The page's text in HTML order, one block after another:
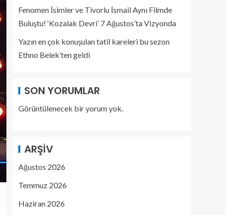
Fenomen İsimler ve Tivorlu İsmail Aynı Filmde
Buluştu! ‘Kozalak Devri’ 7 Ağustos’ta Vizyonda
Yazın en çok konuşulan tatil kareleri bu sezon
Ethno Belek’ten geldi
SON YORUMLAR
Görüntülenecek bir yorum yok.
ARŞIV
Ağustos 2026
Temmuz 2026
Haziran 2026